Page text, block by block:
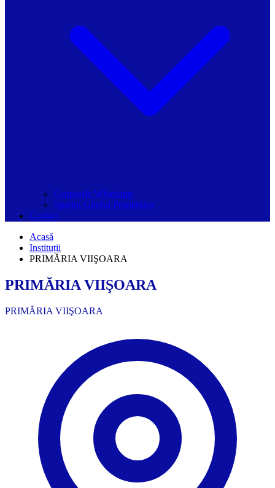
Grupurile Whatsapp
Spațiul Ghidul Primăriilor
Contact
Acasă
Instituții
PRIMĂRIA VIIŞOARA
PRIMĂRIA VIIŞOARA
PRIMĂRIA VIIŞOARA